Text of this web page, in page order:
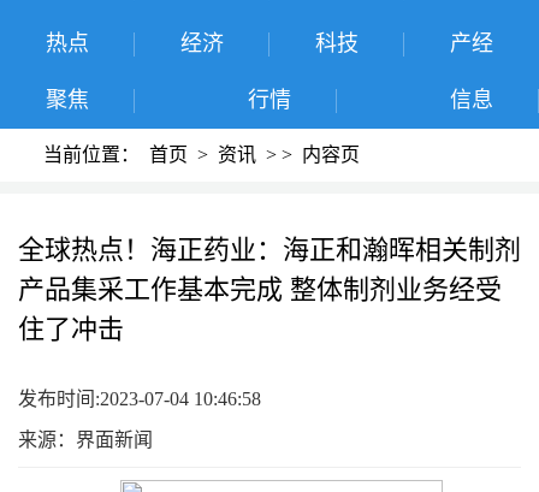
热点 经济 科技 产经
聚焦 行情 信息
当前位置： 首页 > 资讯 > > 内容页
全球热点！海正药业：海正和瀚晖相关制剂
产品集采工作基本完成 整体制剂业务经受
住了冲击
发布时间:2023-07-04 10:46:58
来源：界面新闻